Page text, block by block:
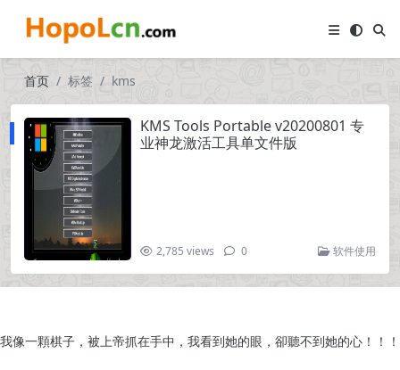
首页 标签 kms
KMS Tools Portable v20200801 专
业神龙激活工具单文件版
2,785 views 0 软件使用
我像一顆棋子，被上帝抓在手中，我看到她的眼，卻聽不到她的心！！！